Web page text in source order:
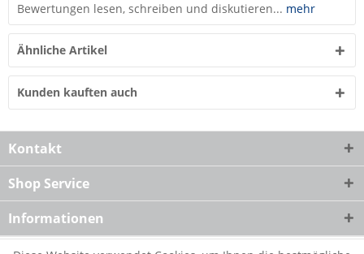
Bewertungen lesen, schreiben und diskutieren... mehr
Ähnliche Artikel
Kunden kauften auch
Kontakt
Shop Service
Informationen